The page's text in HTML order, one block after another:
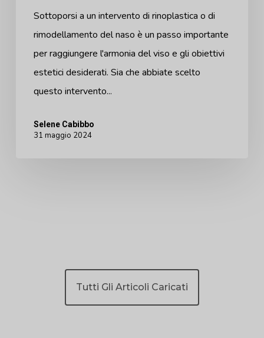
Sottoporsi a un intervento di rinoplastica o di
rimodellamento del naso è un passo importante
per raggiungere l'armonia del viso e gli obiettivi
estetici desiderati. Sia che abbiate scelto
questo intervento...
Selene Cabibbo
31 maggio 2024